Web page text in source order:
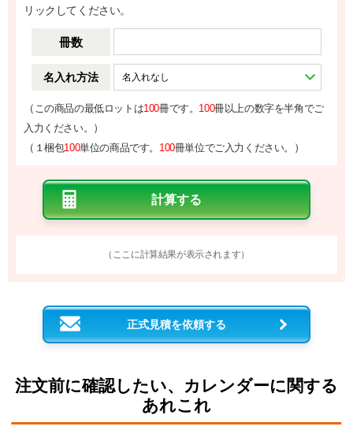
リックしてください。
冊数
名入れ方法
（ この商品の最低ロットは100冊です。 100冊以上の数字を半角でご
入力ください。
）
（ １梱包100単位の商品です。 100冊単位でご入力ください。 ）
（ここに計算結果が表示されます）
正式見積を依頼する
注文前に確認したい、カレンダーに関する
あれこれ